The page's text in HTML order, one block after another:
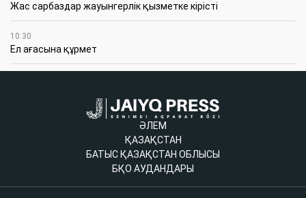
Жас сарбаздар жауынгерлік қызметке кірісті
10:30
Ел ағасына құрмет
ӘЛЕМ
ҚАЗАҚСТАН
БАТЫС ҚАЗАҚСТАН ОБЛЫСЫ
БҚО АУДАНДАРЫ